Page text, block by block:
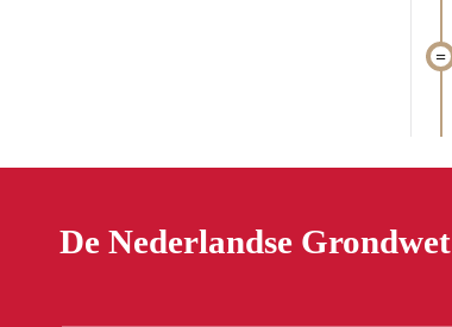
De Nederlandse Grondwet